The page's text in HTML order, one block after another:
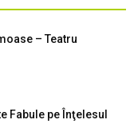
– Teatru
Fabule pe Înţelesul